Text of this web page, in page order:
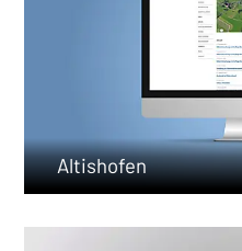
Altishofen